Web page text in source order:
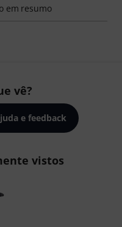
em resumo
vê?
e feedback
vistos